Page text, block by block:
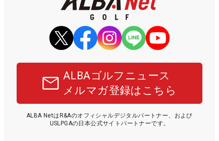
ALBAゴルフニュース
メルマガ登録はこちら
ALBA NetはR&Aのオフィシャルデジタルパートナー、および
USLPGAの日本公式サイトパートナーです。